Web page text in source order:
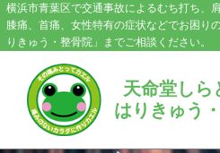
横浜市青葉区で交通事故によるむち打ち、
膝痛、首痛、女性特有の症状などでお困り
りきゅう・整骨院」までご相談ください。
天命堂しら
はりきゅう
HOME
料金案内